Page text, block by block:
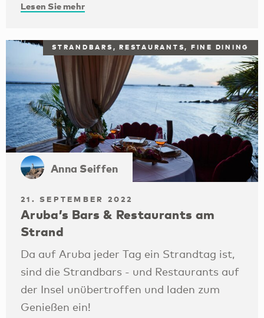
Lesen Sie mehr
STRANDBARS, RESTAURANTS, FINE DINING
Anna Seiffen
21. SEPTEMBER 2022
Aruba’s Bars & Restaurants am
Strand
Da auf Aruba jeder Tag ein Strandtag ist,
sind die Strandbars - und Restaurants auf
der Insel unübertroffen und laden zum
Genießen ein!